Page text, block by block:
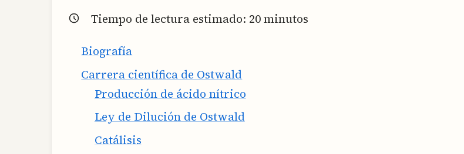
Tiempo de lectura estimado: 20minutos
Biografía
Carrera científica de Ostwald
Producción de ácido nítrico
Ley de Dilución de Ostwald
Catálisis